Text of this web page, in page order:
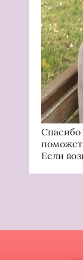
Спасибо
Если